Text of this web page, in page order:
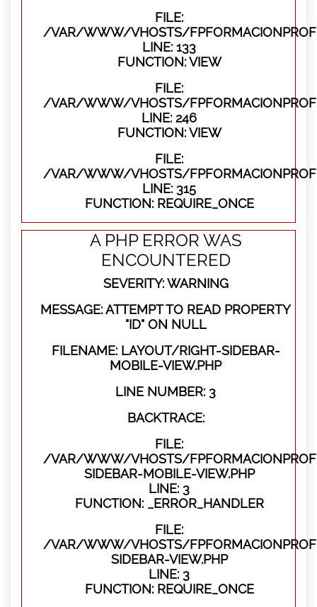
FILE:
/VAR/WWW/VHOSTS/
LINE: 133
FUNCTION: VIEW
FILE:
/VAR/WWW/VHOSTS/
LINE: 246
FUNCTION: VIEW
FILE:
/VAR/WWW/VHOSTS/
LINE: 315
FUNCTION: REQUIRE_ONCE
A PHP ERROR WAS
ENCOUNTERED
SEVERITY: WARNING
MESSAGE: ATTEMPT TO READ PROPERTY
"ID" ON NULL
FILENAME: LAYOUT/RIGHT-SIDEBAR-
MOBILE-VIEW.PHP
LINE NUMBER: 3
BACKTRACE:
FILE:
/VAR/WWW/VHOSTS/
SIDEBAR-MOBILE-VIEW.PHP
LINE: 3
FUNCTION: _ERROR_HANDLER
FILE:
/VAR/WWW/VHOSTS/
SIDEBAR-VIEW.PHP
LINE: 3
FUNCTION: REQUIRE_ONCE